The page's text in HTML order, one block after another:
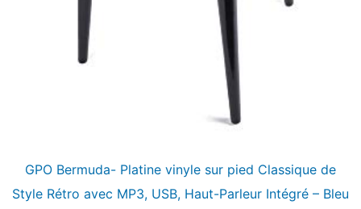
GPO Bermuda- Platine vinyle sur pied Classique de
Style Rétro avec MP3, USB, Haut-Parleur Intégré – Bleu